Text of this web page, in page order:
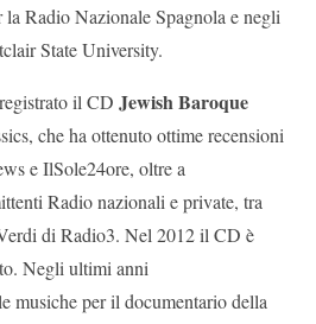
la Radio Nazionale Spagnola e negli
State University.
il CD Jewish Baroque
che ha ottenuto ottime recensioni
e IlSole24ore, oltre a
Radio nazionali e private, tra
di Radio3. Nel 2012 il CD è
Negli ultimi anni
musiche per il documentario della